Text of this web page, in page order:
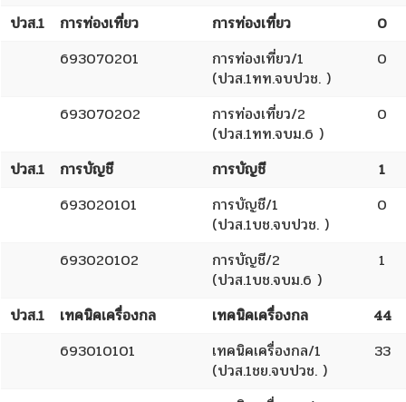
ปวส.1 การท่องเที่ยว การท่องเที่ยว
0
693070201
การท่องเที่ยว/1
(ปวส.1ทท.จบปวช. )
0
693070202
การท่องเที่ยว/2
(ปวส.1ทท.จบม.6 )
0
ปวส.1 การบัญชี การบัญชี
1
693020101
การบัญชี/1
(ปวส.1บช.จบปวช. )
0
693020102
การบัญชี/2
(ปวส.1บช.จบม.6 )
1
ปวส.1 เทคนิคเครื่องกล เทคนิคเครื่องกล
44
693010101
เทคนิคเครื่องกล/1
(ปวส.1ชย.จบปวช. )
33